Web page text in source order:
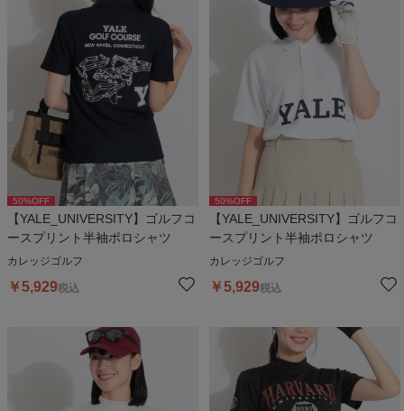
50%OFF
【YALE_UNIVERSITY】ゴルフコ
ースプリント半袖ポロシャツ
カレッジゴルフ
￥5,929税込
50%OFF
【YALE_UNIVERSITY】ゴルフコ
ースプリント半袖ポロシャツ
カレッジゴルフ
￥5,929税込